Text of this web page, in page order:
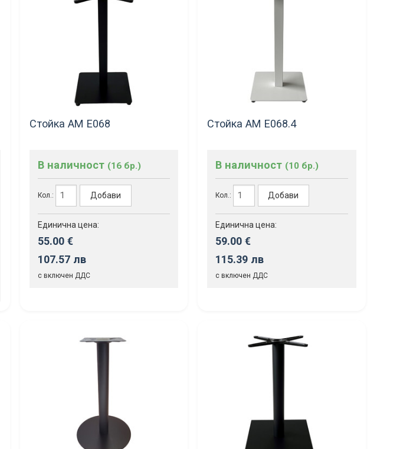
Стойка AM Е068
В наличност (16 бр.)
Кол.: Добави
Единична цена:
55.00 €
107.57 лв
с включен ДДС
Стойка AM Е068.4
В наличност (10 бр.)
Кол.: Добави
Единична цена:
59.00 €
115.39 лв
с включен ДДС